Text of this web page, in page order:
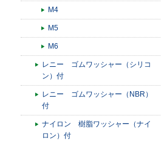
M4
M5
M6
レニー ゴムワッシャー（シリコ
ン）付
レニー ゴムワッシャー（NBR）
付
ナイロン 樹脂ワッシャー（ナイ
ロン）付